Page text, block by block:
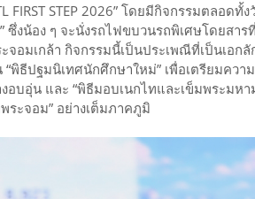
FIRST STEP 2026” โดยมีกิจกรรมตลอดทั้
งน้อง ๆ จะนั่งรถไฟขบวนรถพิเศษโดยสา
จอมเกล้า กิจกรรมนี้เป็นประเพณีที่เป็นเอก
พิธีปฐมนิเทศนักศึกษาใหม่” เพื่อเตรียมคว
อบอุ่น และ “พิธีมอบเนกไทและเข็มพระมหา
ระจอม” อย่างเต็มภาคภูมิ